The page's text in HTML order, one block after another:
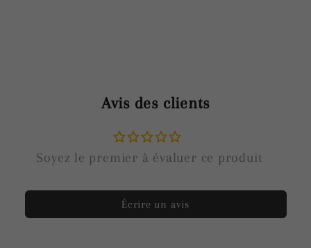
Avis des clients
Écrire un avis